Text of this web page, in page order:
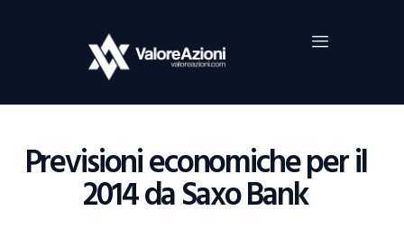
Previsioni economiche per il
2014 da Saxo Bank
Home
Investimenti
Borsa
Guide Al Trading
Criptovalute